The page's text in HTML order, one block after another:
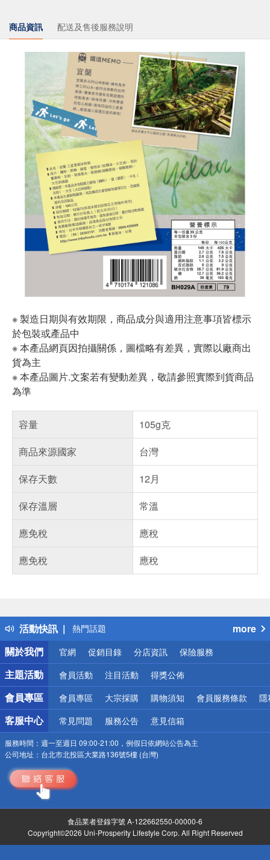
商品資訊 配送及售後服務說明
※ 製造日期與有效期限，商品成分與適用注意事項皆標示
於包裝或產品中
※ 本產品網頁因拍攝關係，圖檔略有差異，實際以廠商出
貨為主
※ 本產品圖片.文案若有變動差異，敬請參照實際到貨商品
為準
容量
105g克
商品來源國家
台灣
保存天數
12月
保存溫層
常溫
應免稅
應稅
應免稅
應稅
活動快訊
得獎公告
熱門話題
銀行優惠
偏遠地區配送
詐騙網頁！請小心！
more
關於我們
官網 促銷目錄 分店資訊 保險服務
主題活動 會員活動 注目活動 得獎公佈
會員專區 會員專區 大宗採購 購物須知 會員服務條款 隱
客服中心 常見問題 服務公告 意見信箱
服務時間： 週一至週日 09:00-21:00，例假日依網站公告為主
公司地址： 台北市北投區大業路136號5樓 (台灣)
食品業者登錄字號 A-122662550-00000-6
Copyright©2026 Uni-Prosperity Lifestyle Corp. All Right Reserved